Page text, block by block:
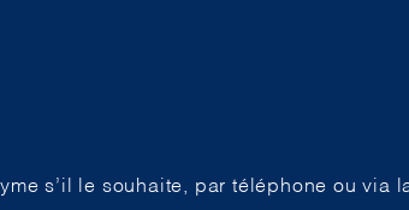
s’il le souhaite, par téléphone ou via